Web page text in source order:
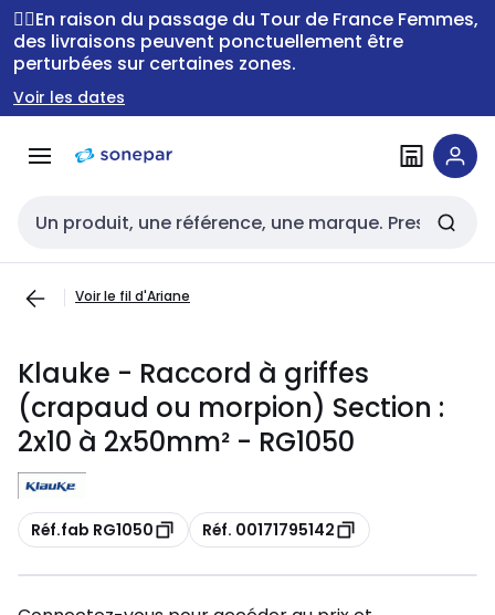
Passer à la
navigation
Passer
au
contenu
🚴‍♂️En raison du passage du Tour de France Femmes,
des livraisons peuvent ponctuellement être
perturbées sur certaines zones.
Voir les dates
Entrée de recherche
Voir le fil d'Ariane
Klauke - Raccord à griffes
(crapaud ou morpion) Section :
2x10 à 2x50mm² - RG1050
Copie
Réf.fab RG1050 Copie
Réf. 00171795142